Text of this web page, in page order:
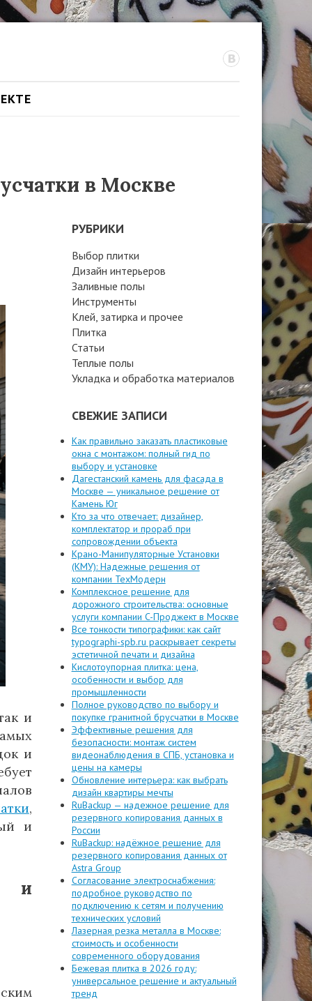
в Москве
и
и
,
и
и
РУБРИКИ
Выбор плитки
Дизайн интерьеров
Заливные полы
Инструменты
Клей, затирка и прочее
Плитка
Статьи
Теплые полы
Укладка и обработка материалов
СВЕЖИЕ ЗАПИСИ
Как правильно заказать пластиковые
окна с монтажом: полный гид по
выбору и установке
Дагестанский камень для фасада в
Москве — уникальное решение от
Камень Юг
Кто за что отвечает: дизайнер,
комплектатор и прораб при
сопровождении объекта
Крано-Манипуляторные Установки
(КМУ): Надежные решения от
компании ТехМодерн
Комплексное решение для
дорожного строительства: основные
услуги компании C-Проджект в Москве
Все тонкости типографики: как сайт
typographi-spb.ru раскрывает секреты
эстетичной печати и дизайна
Кислотоупорная плитка: цена,
особенности и выбор для
промышленности
Полное руководство по выбору и
покупке гранитной брусчатки в Москве
Эффективные решения для
безопасности: монтаж систем
видеонаблюдения в СПБ, установка и
цены на камеры
Обновление интерьера: как выбрать
дизайн квартиры мечты
RuBackup — надежное решение для
резервного копирования данных в
России
RuBackup: надёжное решение для
резервного копирования данных от
Astra Group
Согласование электроснабжения:
подробное руководство по
подключению к сетям и получению
технических условий
Лазерная резка металла в Москве:
стоимость и особенности
современного оборудования
Бежевая плитка в 2026 году:
универсальное решение и актуальный
тренд